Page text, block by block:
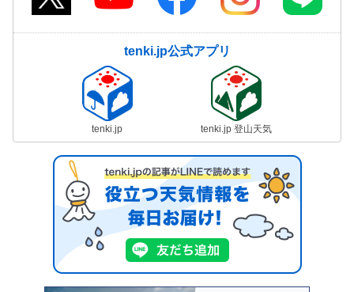
tenki.jp公式アプリ
tenki.jp tenki.jp 登山天気